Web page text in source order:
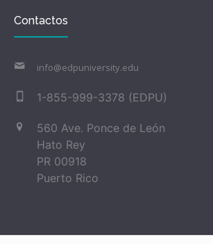
Contactos
info@edpuniversity.edu
1-855-999-3378 (EDPU)
560 Ave. Ponce de León
Hato Rey
PR 00918
Puerto Rico